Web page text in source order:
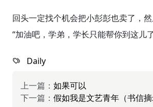
回头一定找个机会把小彭彭也卖了，
“加油吧，学弟，学长只能帮你到这儿
Daily
上一篇： 如果可以
下一篇： 假如我是文艺青年（书信摘